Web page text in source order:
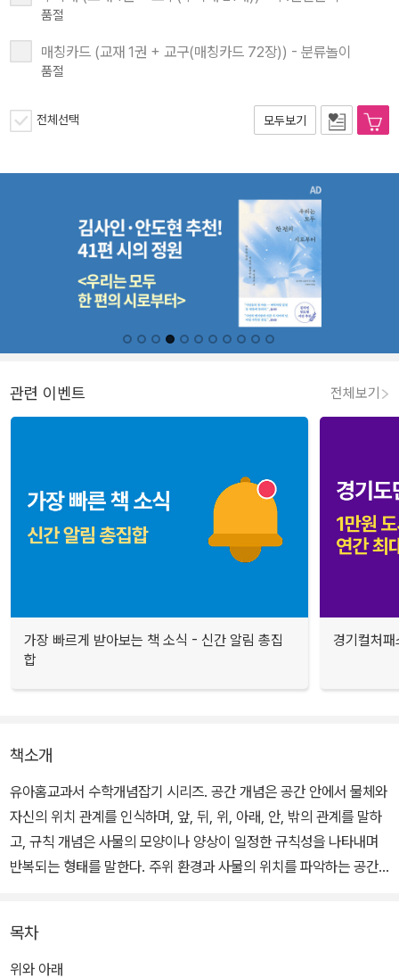
품절
매칭카드 (교재 1권 + 교구(매칭카드 72장)) - 분류놀이
품절
전체선택 모두보기
관련 이벤트 전체보기
가장 빠르게 받아보는 책 소식 - 신간 알림 총집
합
경기컬처
책소개
유아홈교과서 수학개념잡기 시리즈. 공간 개념은 공간 안에서 물체와
자신의 위치 관계를 인식하며, 앞, 뒤, 위, 아래, 안, 밖의 관계를 말하
고, 규칙 개념은 사물의 모양이나 양상이 일정한 규칙성을 나타내며
반복되는 형태를 말한다. 주위 환경과 사물의 위치를 파악하는 공간
목차
위와 아래